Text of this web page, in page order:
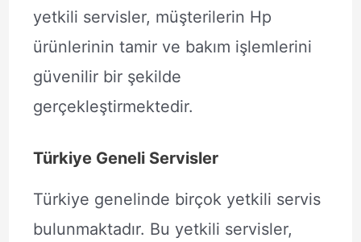
yetkili servisler, müşterilerin Hp
ürünlerinin tamir ve bakım işlemlerini
güvenilir bir şekilde
gerçekleştirmektedir.
Türkiye Geneli Servisler
Türkiye genelinde birçok yetkili servis
bulunmaktadır. Bu yetkili servisler,